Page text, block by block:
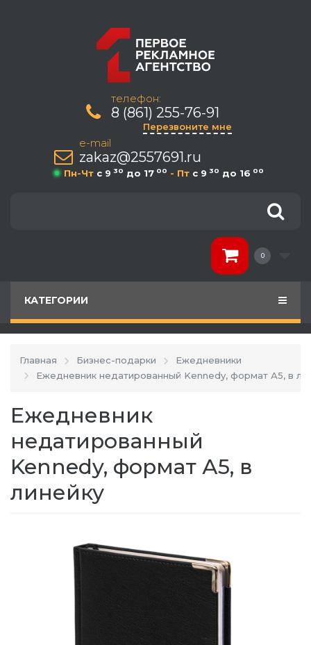
телефон:
8 (861) 255-76-91
Перезвоните мне
e-mail
zakaz@2557691.ru
Пн-Чт c 9 30 до 17 00 - Пт c 9 30 до 16 00
0
КАТЕГОРИИ
Главная Бизнес-подарки
Ежедневники
Ежедневник недатированный Kennedy, формат А5, в
Ежедневник
недатированный
Kennedy, формат А5, в
линейку